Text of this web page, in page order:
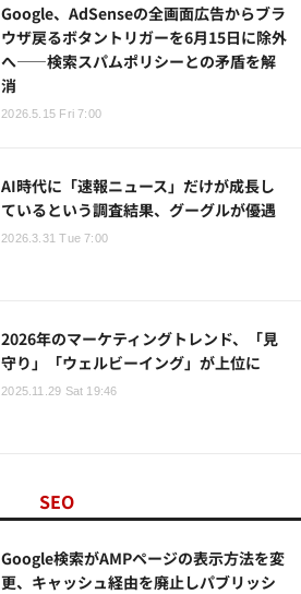
Google、AdSenseの全画面広告からブラ
ウザ戻るボタントリガーを6月15日に除外
へ――検索スパムポリシーとの矛盾を解
消
2026.5.15 Fri 7:00
AI時代に「速報ニュース」だけが成長し
ているという調査結果、グーグルが優遇
2026.3.31 Tue 7:00
2026年のマーケティングトレンド、「見
守り」「ウェルビーイング」が上位に
2025.11.29 Sat 19:46
SEO
Google検索がAMPページの表示方法を変
更、キャッシュ経由を廃止しパブリッシ